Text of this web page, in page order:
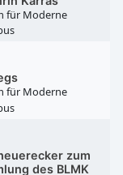
für Moderne
für Moderne
zum
des BLMK